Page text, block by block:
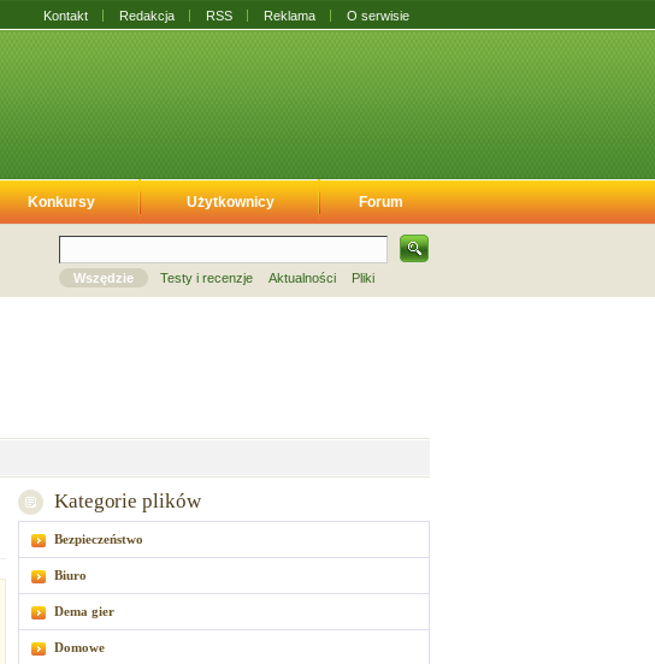
Kontakt Redakcja RSS Reklama O serwisie
Konkursy Użytkownicy Forum
Wszędzie Testy i recenzje Aktualności Pliki
Kategorie plików
Bezpieczeństwo
Biuro
Dema gier
Domowe